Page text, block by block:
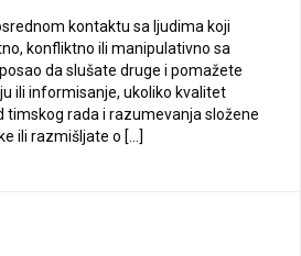
kontaktu sa ljudima koji
konfliktno ili manipulativno sa
da slušate druge i pomažete
ili informisanje, ukoliko kvalitet
timskog rada i razumevanja složene
ili razmišljate o […]